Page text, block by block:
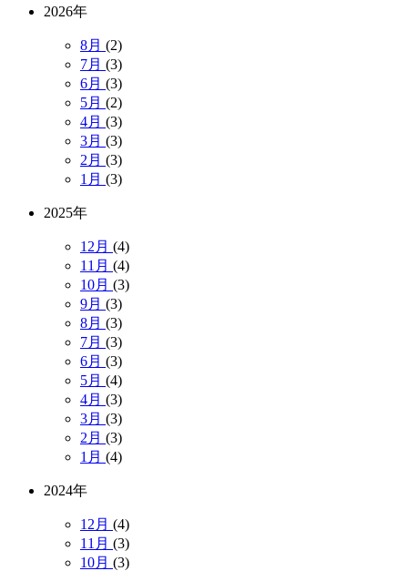
2026年
8月 (2)
7月 (3)
6月 (3)
5月 (2)
4月 (3)
3月 (3)
2月 (3)
1月 (3)
2025年
12月 (4)
11月 (4)
10月 (3)
9月 (3)
8月 (3)
7月 (3)
6月 (3)
5月 (4)
4月 (3)
3月 (3)
2月 (3)
1月 (4)
2024年
12月 (4)
11月 (3)
10月 (3)